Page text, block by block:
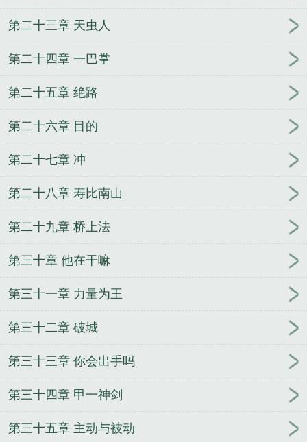
第二十三章 天虫人
第二十四章 一巴掌
第二十五章 绝路
第二十六章 目的
第二十七章 冲
第二十八章 寿比南山
第二十九章 桥上法
第三十章 他在干嘛
第三十一章 力量为王
第三十二章 破城
第三十三章 你会出手吗
第三十四章 甲一神剑
第三十五章 主动与被动